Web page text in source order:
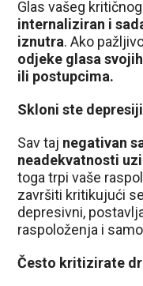
Glas vašeg
internaliziran i
iznutra. Ako
odjeke glasa
ili postupcima.
Skloni ste depresiji
Sav taj negativan
neadekvatnosti
toga trpi vaše
završiti kritikujući
depresivni,
raspoloženja i
Često kritizirate